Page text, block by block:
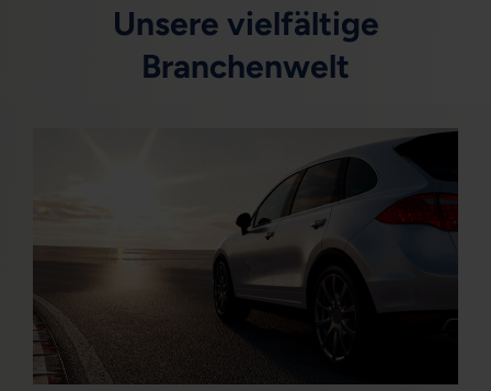
Unsere vielfältige
Branchenwelt